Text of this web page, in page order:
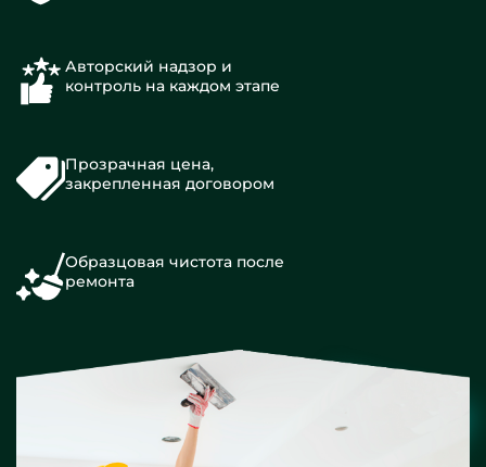
Авторский надзор и
контроль на каждом этапе
Прозрачная цена,
закрепленная договором
Образцовая чистота после
ремонта